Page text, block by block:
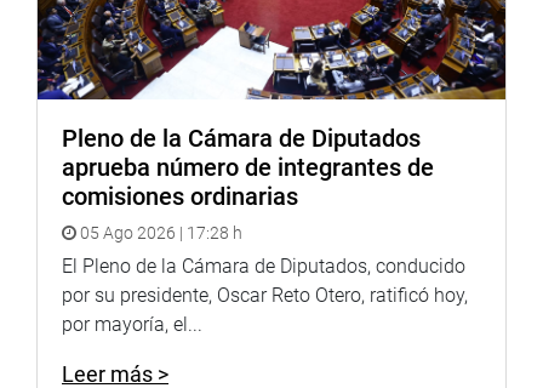
En su despacho congresal, Enrique Wong Pujada sostuvo
una reunión de trabajo con la jefa nacional del Registro
Nacional de Identificación y Estado Civil (RENIEC),
Carmen Velarde Koechlin, quien informó sobre los
avances de gestión y políticas públicas que vienen
realizando.
OFICINA DE COMUNICACIONES E IMAGEN
Pleno de la Cámara de Diputados
aprueba número de integrantes de
comisiones ordinarias
05 Ago 2026 | 17:28 h
El Pleno de la Cámara de Diputados, conducido
por su presidente, Oscar Reto Otero, ratificó hoy,
por mayoría, el...
Leer más >